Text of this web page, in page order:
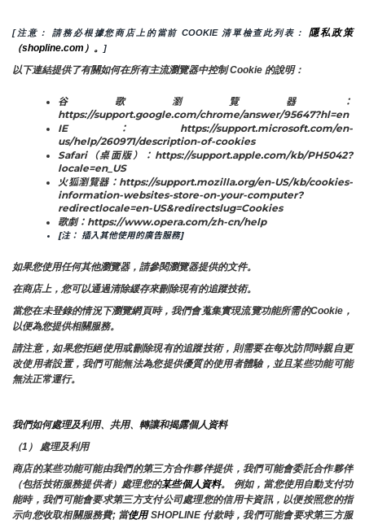
[注意： 請務必根據您商店上的當前 COOKIE 清單檢查此列表： 隱私政策
（shopline.com）。
]
以下連結提供了有關如何在所有主流瀏覽器中控制 Cookie 的說明：
谷歌瀏覽器：
https://support.google.com/chrome/answer/95647?hl=en
IE：https://support.microsoft.com/en-
us/help/260971/description-of-cookies
Safari（桌面版）：https://support.apple.com/kb/PH5042?
locale=en_US
火狐瀏覽器：https://support.mozilla.org/en-US/kb/cookies-
information-websites-store-on-your-computer?
redirectlocale=en-US&redirectslug=Cookies
歌劇：https://www.opera.com/zh-cn/help
[注： 插入其他使用的廣告服務]
如果您使用任何其他瀏覽器，請參閱瀏覽器提供的文件。
在商店上，您可以通過清除緩存來刪除現有的追蹤技術。
當您在未登錄的情況下瀏覽網頁時，我們會蒐集實現流覽功能所需的Cookie，
以便為您提供相關服務。
請注意，如果您拒絕使用或刪除現有的追蹤技術，則需要在每次訪問時親自更
改使用者設置，我們可能無法為您提供優質的使用者體驗，並且某些功能可能
無法正常運行。
我們如何處理及利用、共用、轉讓和揭露個人資料
（1） 處理及利用
商店的某些功能可能由我們的第三方合作夥伴提供，我們可能會委託合作夥伴
（包括技術服務提供者）處理您的某些個人資料。 例如，當您使用自動支付功
能時，我們可能會要求第三方支付公司處理您的信用卡資訊，以便按照您的指
示向您收取相關服務費; 當使用 SHOPLINE 付款時，我們可能會要求第三方服